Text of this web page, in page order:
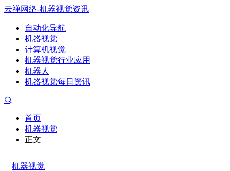
云禅网络-机器视觉资讯
自动化导航
机器视觉
计算机视觉
机器视觉行业应用
机器人
机器视觉每日资讯
首页
机器视觉
正文
机器视觉